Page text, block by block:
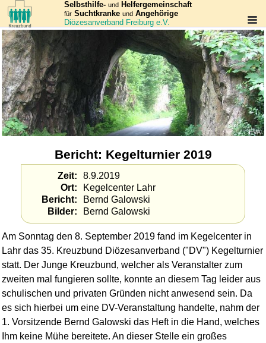
Selbsthilfe- und Helfergemeinschaft
für Suchtkranke und Angehörige
Diözesanverband Freiburg e.V.
EVA
Bericht: Kegelturnier 2019
Zeit
8.9.2019
Ort
Kegelcenter Lahr
Bericht
Bernd Galowski
Bilder
Bernd Galowski
Am Sonntag den 8. September 2019 fand im Kegelcenter in
Lahr das 35. Kreuzbund Diözesan­verband ("DV") Kegelturnier
statt. Der Junge Kreuzbund, welcher als Veranstalter zum
zweiten mal fungieren sollte, konnte an diesem Tag leider aus
schulischen und privaten Gründen nicht anwesend sein. Da
es sich hierbei um eine DV-Veran­staltung handelte, nahm der
1. Vorsitzende Bernd Galowski das Heft in die Hand, welches
Ihm keine Mühe bereitete. An dieser Stelle ein großes